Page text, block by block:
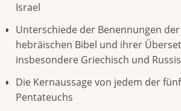
Israel
Unterschiede der Benennungen
hebräischen Bibel und ihrer
insbesondere Griechisch und
Die Kernaussage von jedem der
Pentateuchs